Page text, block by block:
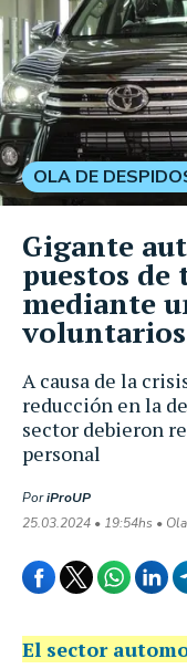
A causa de la
reducción en la
sector debieron
personal
PoriProUP
25.03.2024 • 19:54hs •
OLA DE
Gigante
puestos de
mediante
voluntarios
El sector